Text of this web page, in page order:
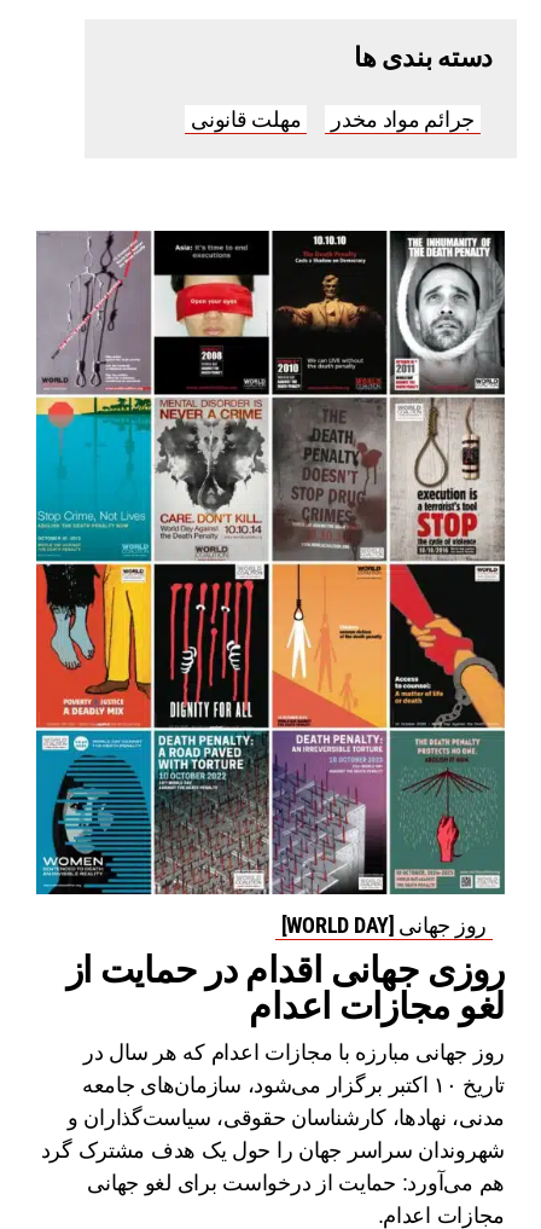
دسته بندی ها
جرائم مواد مخدر مهلت قانونی
روز جهانی [WORLD DAY]
روزی جهانی اقدام در حمایت از
لغو مجازات اعدام
روز جهانی مبارزه با مجازات اعدام که هر سال در
تاریخ ۱۰ اکتبر برگزار می‌شود، سازمان‌های جامعه
مدنی، نهادها، کارشناسان حقوقی، سیاست‌گذاران و
شهروندان سراسر جهان را حول یک هدف مشترک گرد
هم می‌آورد: حمایت از درخواست برای لغو جهانی
مجازات اعدام.